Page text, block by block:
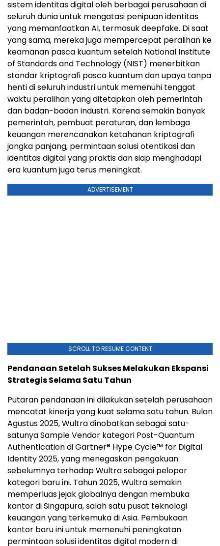
sistem identitas digital oleh berbagai perusahaan di
seluruh dunia untuk mengatasi penipuan identitas
yang memanfaatkan AI, termasuk deepfake. Di saat
yang sama, mereka juga mempercepat peralihan ke
keamanan pasca kuantum setelah National Institute
of Standards and Technology (NIST) menerbitkan
standar kriptografi pasca kuantum dan upaya tanpa
henti di seluruh industri untuk memenuhi tenggat
waktu peralihan yang ditetapkan oleh pemerintah
dan badan-badan industri. Karena semakin banyak
pemerintah, pembuat peraturan, dan lembaga
keuangan merencanakan ketahanan kriptografi
jangka panjang, permintaan solusi otentikasi dan
identitas digital yang praktis dan siap menghadapi
era kuantum juga terus meningkat.
ADVERTISEMENT
SCROLL TO RESUME CONTENT
Pendanaan Setelah Sukses Melakukan Ekspansi
Strategis Selama Satu Tahun
Putaran pendanaan ini dilakukan setelah perusahaan
mencatat kinerja yang kuat selama satu tahun. Bulan
Agustus 2025, Wultra dinobatkan sebagai satu-
satunya Sample Vendor kategori Post-Quantum
Authentication di Gartner® Hype Cycle™ for Digital
Identity 2025, yang menegaskan pengakuan
sebelumnya terhadap Wultra sebagai pelopor
kategori baru ini. Tahun 2025, Wultra semakin
memperluas jejak globalnya dengan membuka
kantor di Singapura, salah satu pusat teknologi
keuangan yang terkemuka di Asia. Pembukaan
kantor baru ini untuk memenuhi peningkatan
permintaan solusi identitas digital modern di